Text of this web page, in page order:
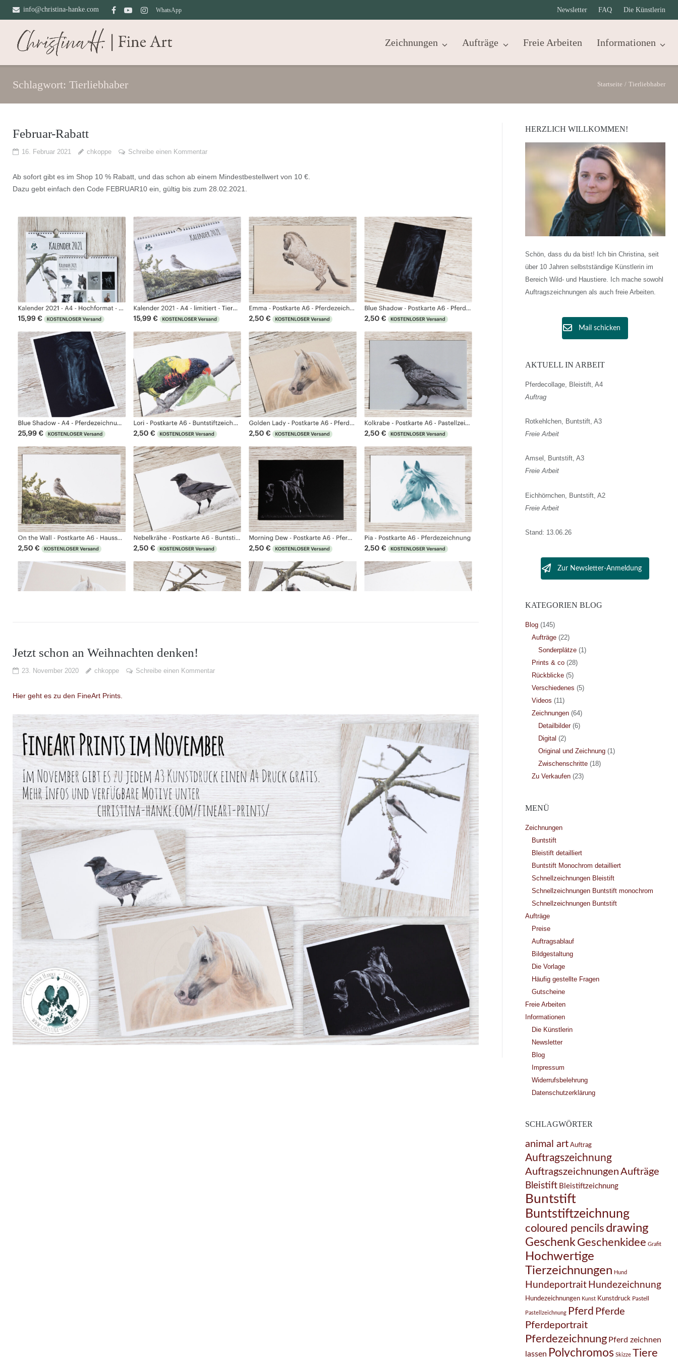
Direkt
info@christina-hanke.com WhatsApp Newsletter FAQ Die Künstlerin
Zeichnungen Aufträge Freie Arbeiten Informationen
Schlagwort: Tierliebhaber Startseite / Tierliebhaber
Februar-Rabatt
16. Februar 2021 chkoppe Schreibe einen Kommentar
Ab sofort gibt es im Shop 10 % Rabatt, und das schon ab einem Mindestbestellwert von 10 €.
Dazu gebt einfach den Code FEBRUAR10 ein, gültig bis zum 28.02.2021.
Jetzt schon an Weihnachten denken!
23. November 2020 chkoppe Schreibe einen Kommentar
Hier geht es zu den FineArt Prints.
HERZLICH WILLKOMMEN!
Schön, dass du da bist! Ich bin Christina, seit
über 10 Jahren selbstständige Künstlerin im
Bereich Wild- und Haustiere. Ich mache sowohl
Auftragszeichnungen als auch freie Arbeiten.
Mail schicken
AKTUELL IN ARBEIT
Pferdecollage, Bleistift, A4
Auftrag
Rotkehlchen, Buntstift, A3
Freie Arbeit
Amsel, Buntstift, A3
Freie Arbeit
Eichhörnchen, Buntstift, A2
Freie Arbeit
Stand: 13.06.26
Zur Newsletter-Anmeldung
KATEGORIEN BLOG
Blog(145)
Aufträge(22)
Sonderplätze(1)
Prints & co(28)
Rückblicke(5)
Verschiedenes (5)
Videos (11)
Zeichnungen(64)
Detailbilder(6)
Digital (2)
Original und Zeichnung(1)
Zwischenschritte(18)
Zu Verkaufen(23)
MENÜ
Zeichnungen
Buntstift
Bleistift detailliert
Buntstift Monochrom detailliert
Schnellzeichnungen Bleistift
Schnellzeichnungen Buntstift monochrom
Schnellzeichnungen Buntstift
Aufträge
Preise
Auftragsablauf
Bildgestaltung
Die Vorlage
Häufig gestellte Fragen
Gutscheine
Freie Arbeiten
Informationen
Die Künstlerin
Newsletter
Blog
Impressum
Widerrufsbelehrung
Datenschutzerklärung
SCHLAGWÖRTER
animal art Auftrag
Auftragszeichnung
Auftragszeichnungen Aufträge
Bleistift Bleistiftzeichnung
Buntstift
Buntstiftzeichnung
coloured pencils drawing
Geschenk Geschenkidee Grafit
Hochwertige
Tierzeichnungen Hund
Hundeportrait Hundezeichnung
Hundezeichnungen Kunst Kunstdruck Pastell
Pastellzeichnung Pferd Pferde
Pferdeportrait
Pferdezeichnung Pferd zeichnen
lassen Polychromos Skizze Tiere